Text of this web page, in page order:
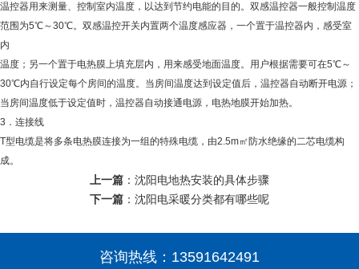
温控器用来测量、控制室内温度，以达到节约电能的目的。双感温控器一般控制温度
范围为5℃～30℃。双感温控开关内置两个温度感应器，一个置于温控器内，感受室
内
温度；另一个置于电热膜上填充层内，用来感受地面温度。用户根据需要可在5℃～
30℃内自行设定每个房间的温度。当房间温度达到设定值后，温控器自动断开电源；
当房间温度低于设定值时，温控器自动接通电源，电热地膜开始加热。
3．连接线
T型电缆是将多条电热膜连接为一组的特殊电缆，由2.5m㎡防水绝缘的二芯电缆构
成。
上一篇 ： 沈阳电地热安装的具体步骤
下一篇 ： 沈阳电采暖分类都有哪些呢
咨询热线： 13591642491